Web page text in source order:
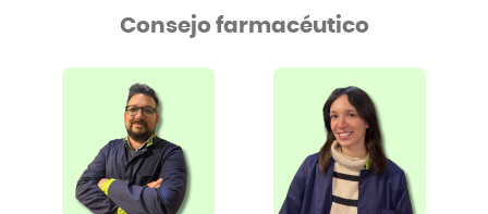
Consejo farmacéutico